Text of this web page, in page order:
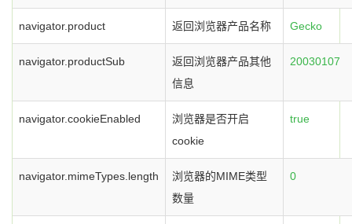
navigator.product 返回浏览器产品名称 Gecko
navigator.productSub
返回浏览器产品其他
信息
20030107
navigator.cookieEnabled
浏览器是否开启
cookie
true
navigator.mimeTypes.length
浏览器的MIME类型
数量
0